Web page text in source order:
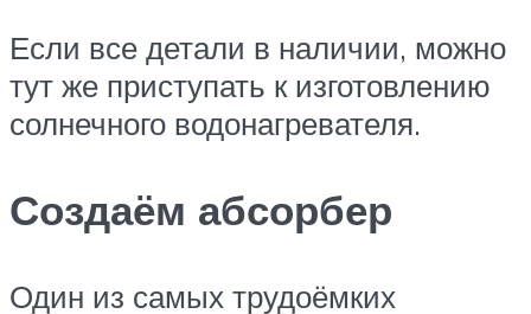
Если все детали в наличии, можно
тут же приступать к изготовлению
солнечного водонагревателя.
Создаём абсорбер
Один из самых трудоёмких